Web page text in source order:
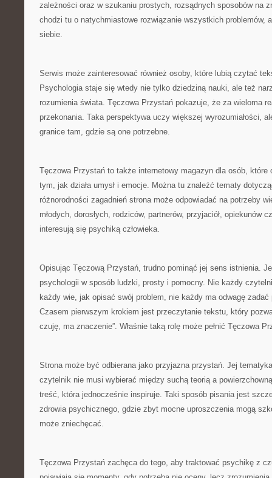
zależności oraz w szukaniu prostych, rozsądnych sposobów na
chodzi tu o natychmiastowe rozwiązanie wszystkich problemów,
siebie.
Serwis może zainteresować również osoby, które lubią czytać
Psychologia staje się wtedy nie tylko dziedziną nauki, ale też
rozumienia świata. Tęczowa Przystań pokazuje, że za wieloma
przekonania. Taka perspektywa uczy większej wyrozumiałości,
granice tam, gdzie są one potrzebne.
Tęczowa Przystań to także internetowy magazyn dla osób, które
tym, jak działa umysł i emocje. Można tu znaleźć tematy
różnorodności zagadnień strona może odpowiadać na potrzeby
młodych, dorosłych, rodziców, partnerów, przyjaciół, opiekunów
interesują się psychiką człowieka.
Opisując Tęczową Przystań, trudno pominąć jej sens istnienia.
psychologii w sposób ludzki, prosty i pomocny. Nie każdy
każdy wie, jak opisać swój problem, nie każdy ma odwagę
Czasem pierwszym krokiem jest przeczytanie tekstu, który
czuję, ma znaczenie”. Właśnie taką rolę może pełnić Tęczowa
Strona może być odbierana jako przyjazna przystań. Jej
czytelnik nie musi wybierać między suchą teorią a
treść, która jednocześnie inspiruje. Taki sposób pisania jest
zdrowia psychicznego, gdzie zbyt mocne uproszczenia mogą
może zniechęcać.
Tęczowa Przystań zachęca do tego, aby traktować psychikę z